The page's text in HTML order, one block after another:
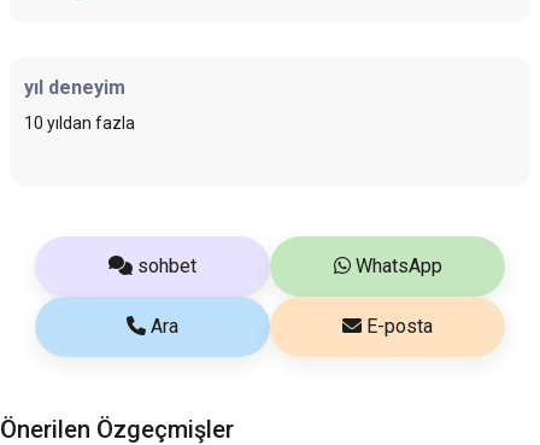
yıl deneyim
10 yıldan fazla
sohbet WhatsApp
Ara E-posta
Önerilen Özgeçmişler